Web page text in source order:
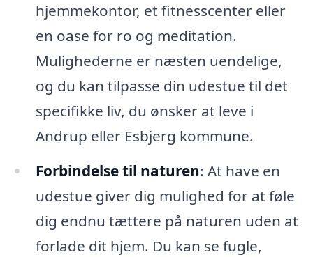
hjemmekontor, et fitnesscenter eller
en oase for ro og meditation.
Mulighederne er næsten uendelige,
og du kan tilpasse din udestue til det
specifikke liv, du ønsker at leve i
Andrup eller Esbjerg kommune.
Forbindelse til naturen: At have en
udestue giver dig mulighed for at føle
dig endnu tættere på naturen uden at
forlade dit hjem. Du kan se fugle,